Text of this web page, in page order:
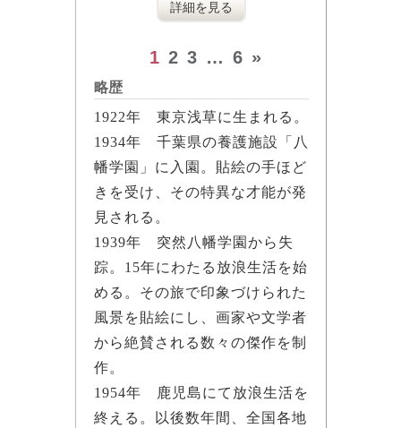
詳細を見る
1 2 3 … 6 »
略歴
1922年 東京浅草に生まれる。
1934年 千葉県の養護施設「八
幡学園」に入園。貼絵の手ほど
きを受け、その特異な才能が発
見される。
1939年 突然八幡学園から失
踪。15年にわたる放浪生活を始
める。その旅で印象づけられた
風景を貼絵にし、画家や文学者
から絶賛される数々の傑作を制
作。
1954年 鹿児島にて放浪生活を
終える。以後数年間、全国各地